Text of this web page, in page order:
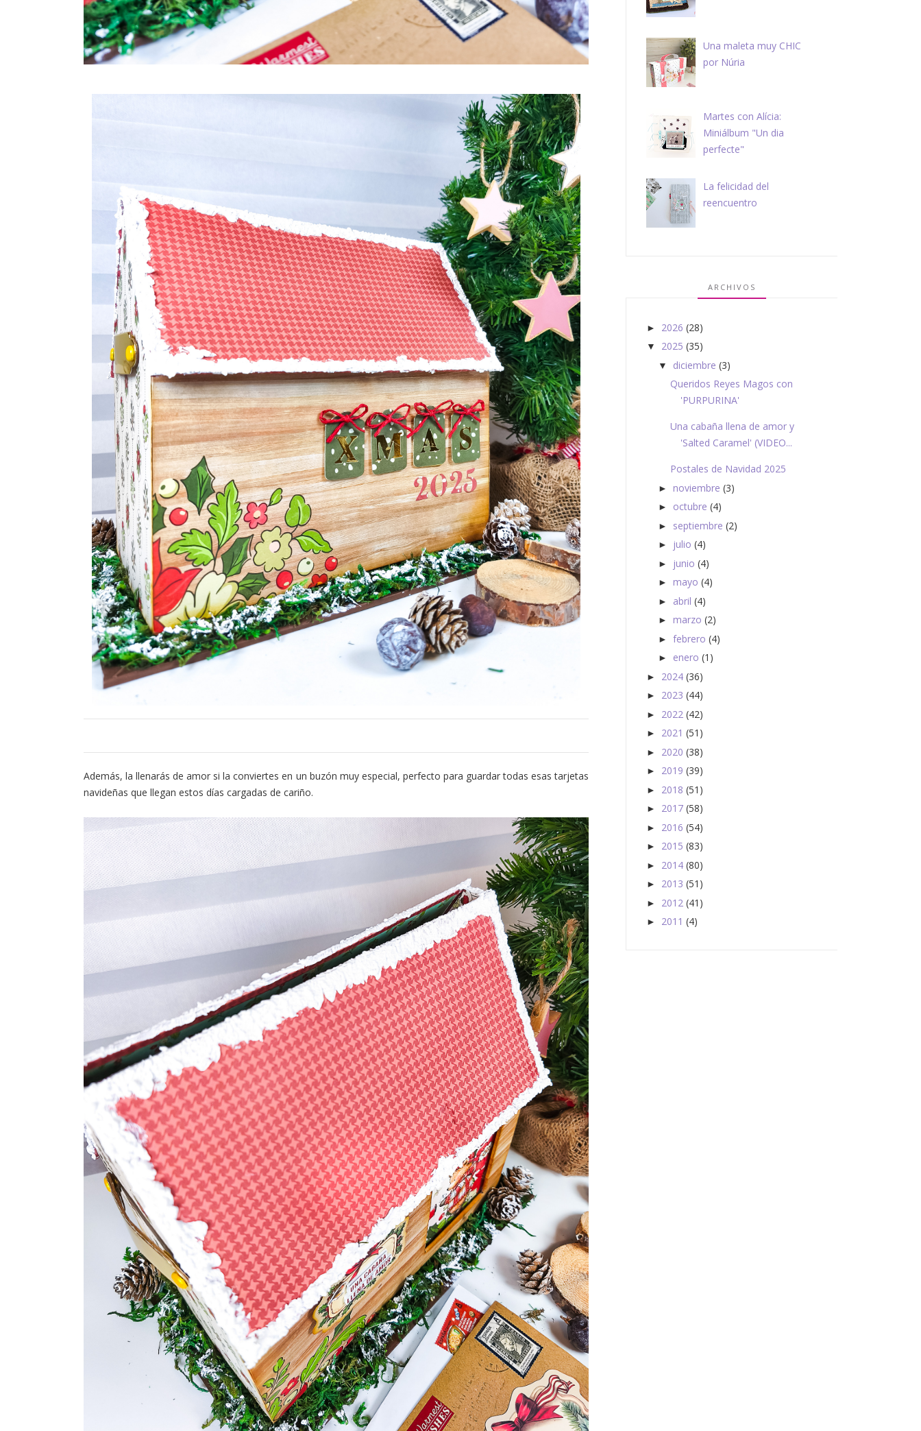
Además, la llenarás de amor si la conviertes en un buzón muy especial, perfecto para guardar todas esas tarjetas
navideñas que llegan estos días cargadas de cariño.
Una maleta muy CHIC
por Núria
Martes con Alícia:
Miniálbum "Un dia
perfecte"
La felicidad del
reencuentro
ARCHIVOS
► 2026 (28)
▼ 2025 (35)
▼ diciembre (3)
Queridos Reyes Magos con
'PURPURINA'
Una cabaña llena de amor y
'Salted Caramel' (VIDEO...
Postales de Navidad 2025
► noviembre (3)
► octubre (4)
► septiembre (2)
► julio (4)
► junio (4)
► mayo (4)
► abril (4)
► marzo (2)
► febrero (4)
► enero (1)
► 2024 (36)
► 2023 (44)
► 2022 (42)
► 2021 (51)
► 2020 (38)
► 2019 (39)
► 2018 (51)
► 2017 (58)
► 2016 (54)
► 2015 (83)
► 2014 (80)
► 2013 (51)
► 2012 (41)
► 2011 (4)